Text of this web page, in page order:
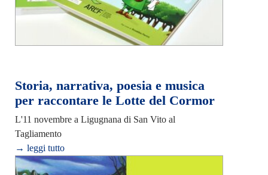
Storia, narrativa, poesia e musica
per raccontare le Lotte del Cormor
L'11 novembre a Ligugnana di San Vito al
Tagliamento
→ leggi tutto